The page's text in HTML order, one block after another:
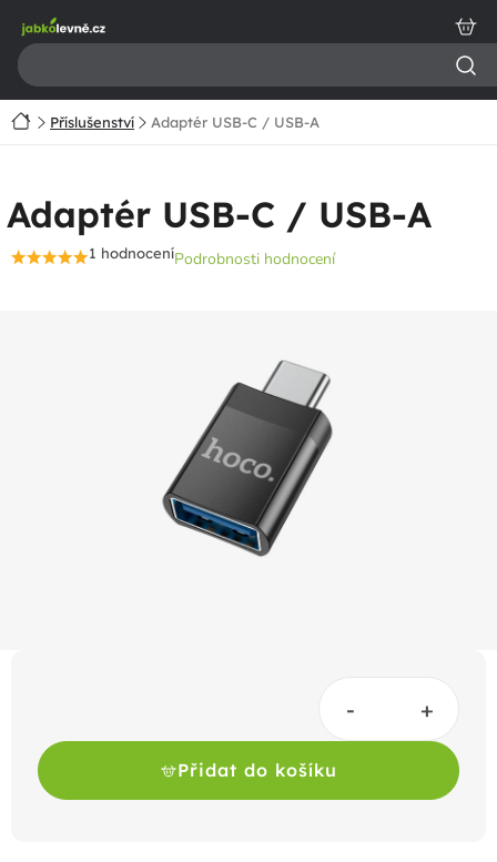
obsah
DomůPříslušenství Adaptér USB-C / USB-A
Adaptér USB-C / USB-A
Průměrné
1 hodnoceníPodrobnosti hodnocení
Přidat do košíku